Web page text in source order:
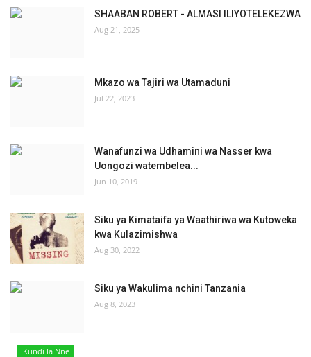
SHAABAN ROBERT - ALMASI ILIYOTELEKEZWA
Aug 21, 2025
Mkazo wa Tajiri wa Utamaduni
Jul 22, 2023
Wanafunzi wa Udhamini wa Nasser kwa
Uongozi watembelea...
Jun 10, 2019
Siku ya Kimataifa ya Waathiriwa wa Kutoweka
kwa Kulazimishwa
Aug 30, 2022
Siku ya Wakulima nchini Tanzania
Aug 8, 2023
Kundi la Nne